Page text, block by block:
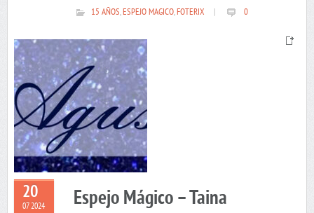
15 AÑOS,ESPEJO MAGICO,FOTERIX 0
20
07 2024 Espejo Mágico – Taina